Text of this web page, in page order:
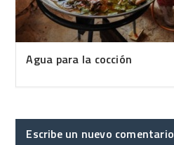
Agua para la cocción
Escribe un nuevo comentario